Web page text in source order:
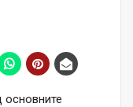
основните